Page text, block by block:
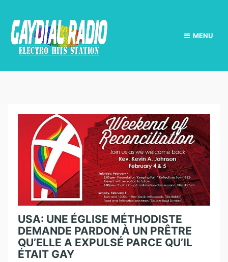
MENU
USA: UNE ÉGLISE MÉTHODISTE
DEMANDE PARDON À UN PRÊTRE
QU’ELLE A EXPULSÉ PARCE QU’IL
ÉTAIT GAY